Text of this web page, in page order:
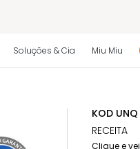
Soluções & Cia Miu Miu
KOD UNQ
RECEITA
Clique e